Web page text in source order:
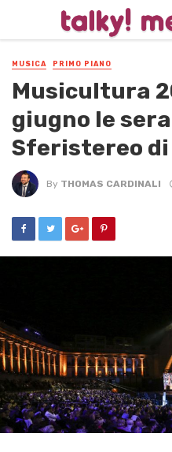
MUSICA PRIMO PIANO
Musicultura
giugno le
Sferistereo
By THOMAS CARDINALI